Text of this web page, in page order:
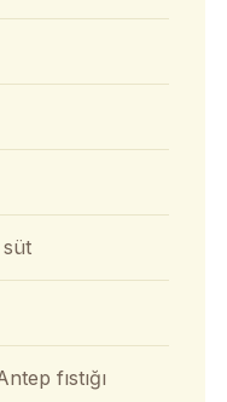
süt
fıstığı